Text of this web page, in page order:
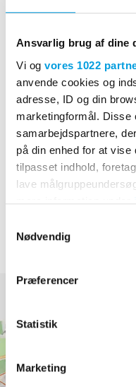
Ansvarlig brug af dine
Vi og vores 1022
anvende cookies og
adresse, ID og din
marketingformål. Disse
samarbejdspartnere,
på din enhed for at vise
tilpasset indhold,
lave
mere information under
tilbage eller ændre
"Cookiedeklaration",
Indsamle
Identificere din
dens unikke
Nødvendig
Præferencer
Statistik
Marketing
Vi kommer nemlig forbi
Tirsdag den 7.
Kl. 14.00 - 15.45 v/
Kl. 16.00 - 18.00 v/
Tirsdag den 14.
Kl. 14.00 - 15.45 v/
Kl. 16.00 - 18.00 v/
Billedet viser, hvor vi